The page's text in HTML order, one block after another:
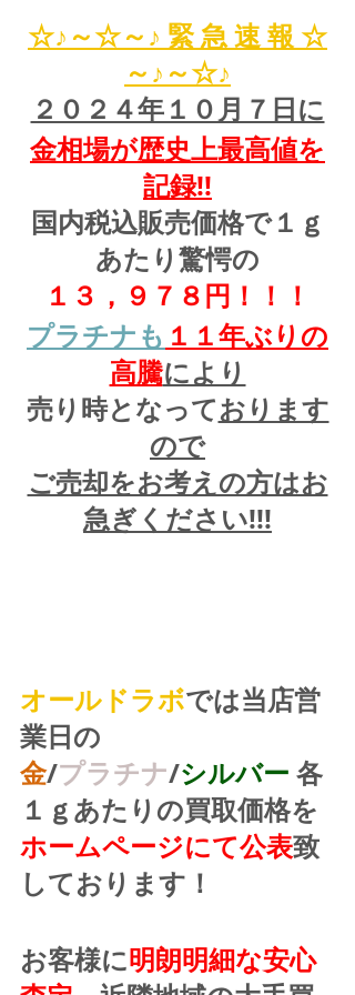
☆♪～☆～♪ 緊 急 速 報 ☆
～♪～☆♪
２０２４年１０月７日に
金相場が歴史上最高値を
記録!!
国内税込販売価格で１ｇ
あたり驚愕の
１３，９７８円！！！
プラチナも １１年ぶりの
高騰により
売り時となっております
ので
ご売却をお考えの方はお
急ぎください!!!
オールドラボでは当店営
業日の
金/プラチナ/シルバー 各
１ｇあたりの買取価格を
ホームページにて公表致
しております！
お客様に明朗明細な安心